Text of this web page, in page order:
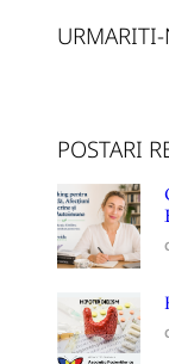
POSTARI